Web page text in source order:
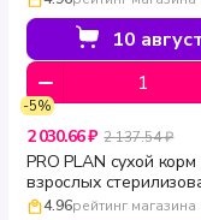
уткой и печенью
SAVOURY DUO 10 кг
10
-5%
2 030.66 ₽ 2 137.54 ₽
PRO PLAN сухой корм
взрослых
кошек с лососем для
4.96рейтинг магазина